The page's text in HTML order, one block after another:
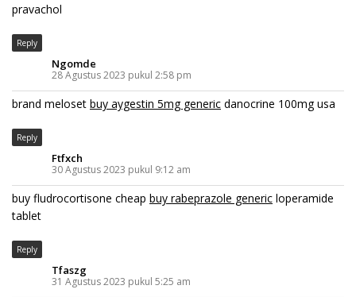
pravachol
Reply
Ngomde
28 Agustus 2023 pukul 2:58 pm
brand meloset buy aygestin 5mg generic danocrine 100mg usa
Reply
Ftfxch
30 Agustus 2023 pukul 9:12 am
buy fludrocortisone cheap buy rabeprazole generic loperamide
tablet
Reply
Tfaszg
31 Agustus 2023 pukul 5:25 am